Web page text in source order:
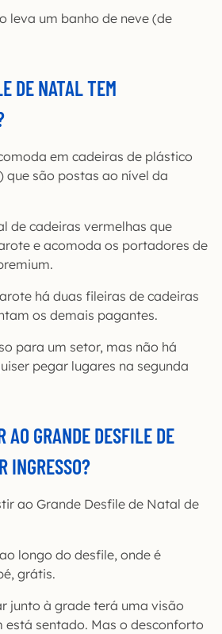
leva um banho de neve (de
DE NATAL TEM
em cadeiras de plástico
que são postas ao nível da
de cadeiras vermelhas que
e acomoda os portadores de
há duas fileiras de cadeiras
os demais pagantes.
para um setor, mas não há
pegar lugares na segunda
AO GRANDE DESFILE DE
INGRESSO?
ao Grande Desfile de Natal de
longo do desfile, onde é
grátis.
junto à grade terá uma visão
está sentado. Mas o desconforto